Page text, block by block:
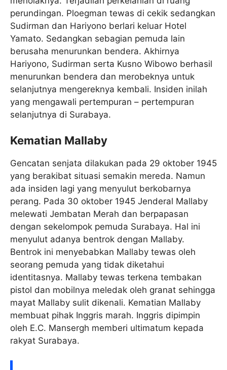
perundingan. Ploegman tewas di cekik sedangkan
Sudirman dan Hariyono berlari keluar Hotel
Yamato. Sedangkan sebagian pemuda lain
berusaha menurunkan bendera. Akhirnya
Hariyono, Sudirman serta Kusno Wibowo berhasil
menurunkan bendera dan merobeknya untuk
selanjutnya mengereknya kembali. Insiden inilah
yang mengawali pertempuran – pertempuran
selanjutnya di Surabaya.
Kematian Mallaby
Gencatan senjata dilakukan pada 29 oktober 1945
yang berakibat situasi semakin mereda. Namun
ada insiden lagi yang menyulut berkobarnya
perang. Pada 30 oktober 1945 Jenderal Mallaby
melewati Jembatan Merah dan berpapasan
dengan sekelompok pemuda Surabaya. Hal ini
menyulut adanya bentrok dengan Mallaby.
Bentrok ini menyebabkan Mallaby tewas oleh
seorang pemuda yang tidak diketahui
identitasnya. Mallaby tewas terkena tembakan
pistol dan mobilnya meledak oleh granat sehingga
mayat Mallaby sulit dikenali. Kematian Mallaby
membuat pihak Inggris marah. Inggris dipimpin
oleh E.C. Mansergh memberi ultimatum kepada
rakyat Surabaya.